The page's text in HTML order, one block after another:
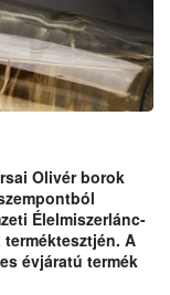
Olivér borok
Élelmiszerlánc-
A
évjáratú termék